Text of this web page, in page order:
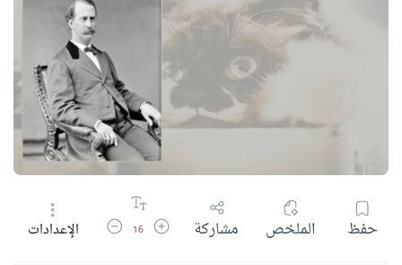
حفظ الملخص مشاركة زيادة حجم الخط
16 تقليل حجم الخط
الإعدادات